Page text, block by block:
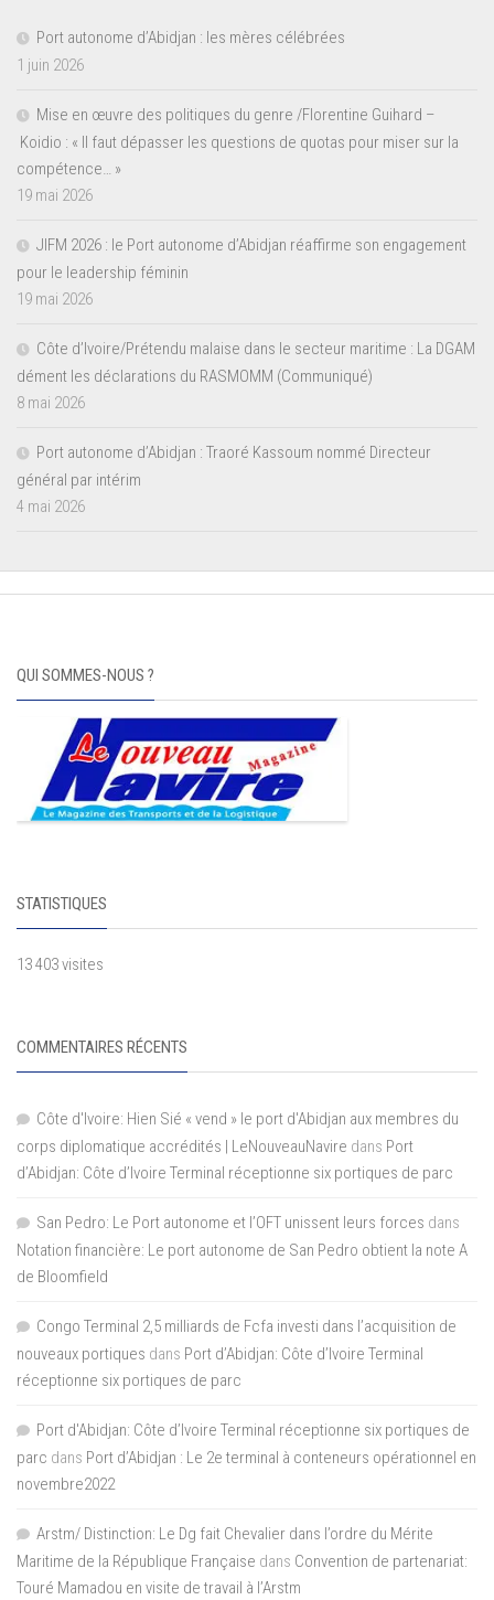
Port autonome d’Abidjan : les mères célébrées
1 juin 2026
Mise en œuvre des politiques du genre /Florentine Guihard –
Koidio : « Il faut dépasser les questions de quotas pour miser sur la
compétence… »
19 mai 2026
JIFM 2026 : le Port autonome d’Abidjan réaffirme son engagement
pour le leadership féminin
19 mai 2026
Côte d’Ivoire/Prétendu malaise dans le secteur maritime : La DGAM
dément les déclarations du RASMOMM (Communiqué)
8 mai 2026
Port autonome d’Abidjan : Traoré Kassoum nommé Directeur
général par intérim
4 mai 2026
QUI SOMMES-NOUS ?
STATISTIQUES
13 403 visites
COMMENTAIRES RÉCENTS
Côte d'Ivoire: Hien Sié « vend » le port d'Abidjan aux membres du
corps diplomatique accrédités | LeNouveauNavire dans Port
d’Abidjan: Côte d’Ivoire Terminal réceptionne six portiques de parc
San Pedro: Le Port autonome et l’OFT unissent leurs forces dans
Notation financière: Le port autonome de San Pedro obtient la note A
de Bloomfield
Congo Terminal 2,5 milliards de Fcfa investi dans l’acquisition de
nouveaux portiques dans Port d’Abidjan: Côte d’Ivoire Terminal
réceptionne six portiques de parc
Port d'Abidjan: Côte d’Ivoire Terminal réceptionne six portiques de
parc dans Port d’Abidjan : Le 2e terminal à conteneurs opérationnel en
novembre2022
Arstm/ Distinction: Le Dg fait Chevalier dans l’ordre du Mérite
Maritime de la République Française dans Convention de partenariat:
Touré Mamadou en visite de travail à l’Arstm